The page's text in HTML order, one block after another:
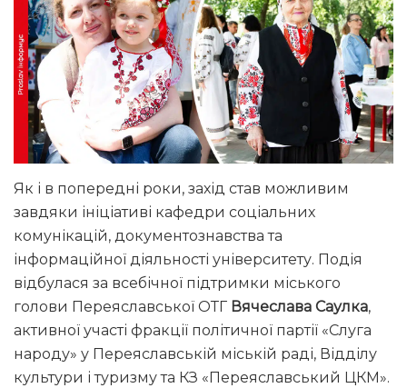
Як і в попередні роки, захід став можливим
завдяки ініціативі кафедри соціальних
комунікацій, документознавства та
інформаційної діяльності університету. Подія
відбулася за всебічної підтримки міського
голови Переяславської ОТГ Вячеслава Саулка,
активної участі фракції політичної партії «Слуга
народу» у Переяславській міській раді, Відділу
культури і туризму та КЗ «Переяславський ЦКМ».